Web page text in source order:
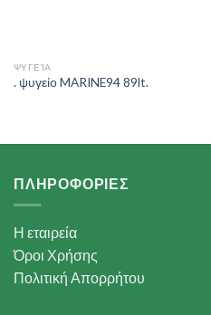
ΨΥΓΕΊΑ
. ψυγείο MARINE94 89lt.
ΠΛΗΡΟΦΟΡΙΕΣ
Η εταιρεία
Όροι Χρήσης
Πολιτική Απορρήτου